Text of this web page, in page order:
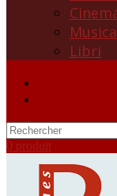
Musica
Libri
0 produit